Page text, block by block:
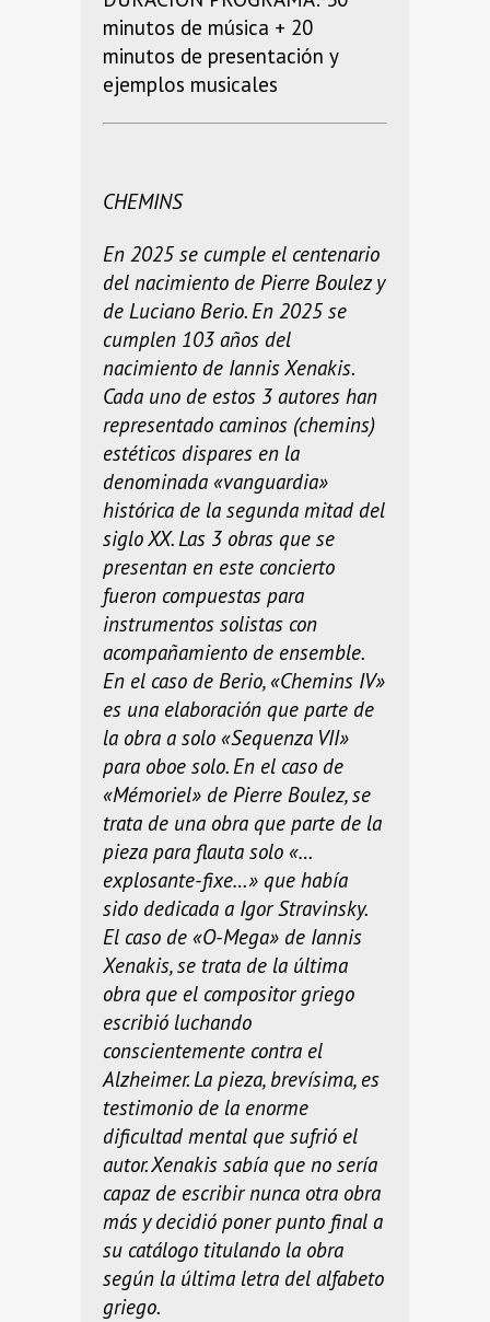
minutos de música + 20
minutos de presentación y
ejemplos musicales
CHEMINS
En 2025 se cumple el centenario
del nacimiento de Pierre Boulez y
de Luciano Berio. En 2025 se
cumplen 103 años del
nacimiento de Iannis Xenakis.
Cada uno de estos 3 autores han
representado caminos (chemins)
estéticos dispares en la
denominada «vanguardia»
histórica de la segunda mitad del
siglo XX. Las 3 obras que se
presentan en este concierto
fueron compuestas para
instrumentos solistas con
acompañamiento de ensemble.
En el caso de Berio, «Chemins IV»
es una elaboración que parte de
la obra a solo «Sequenza VII»
para oboe solo. En el caso de
«Mémoriel» de Pierre Boulez, se
trata de una obra que parte de la
pieza para flauta solo «…
explosante-fixe…» que había
sido dedicada a Igor Stravinsky.
El caso de «O-Mega» de Iannis
Xenakis, se trata de la última
obra que el compositor griego
escribió luchando
conscientemente contra el
Alzheimer. La pieza, brevísima, es
testimonio de la enorme
dificultad mental que sufrió el
autor. Xenakis sabía que no sería
capaz de escribir nunca otra obra
más y decidió poner punto final a
su catálogo titulando la obra
según la última letra del alfabeto
griego.